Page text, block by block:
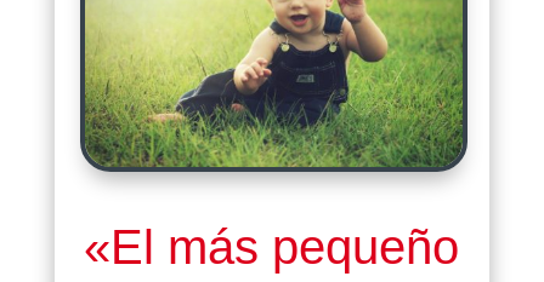
«El más pequeño